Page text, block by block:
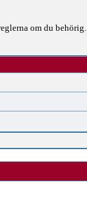
om du behörig.